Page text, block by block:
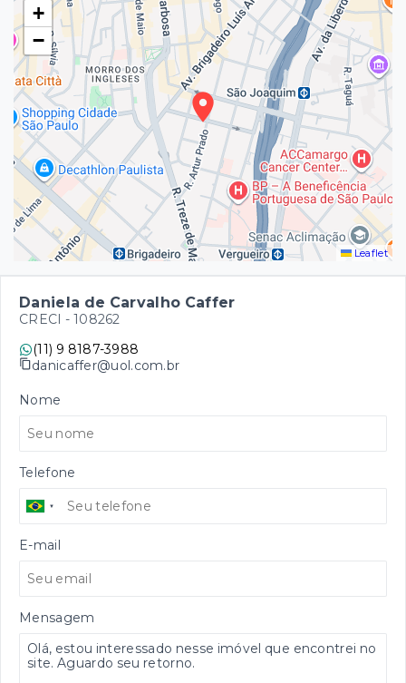
+
−
Leaflet
Daniela de Carvalho Caffer
CRECI - 108262
(11) 9 8187-3988
danicaffer@uol.com.br
Nome
Telefone
E-mail
Mensagem